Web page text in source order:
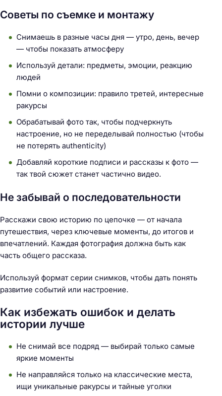
Советы по съемке и монтажу
Снимаешь в разные часы дня — утро, день, вечер
— чтобы показать атмосферу
Используй детали: предметы, эмоции, реакцию
людей
Помни о композиции: правило третей, интересные
ракурсы
Обрабатывай фото так, чтобы подчеркнуть
настроение, но не переделывай полностью (чтобы
не потерять authenticity)
Добавляй короткие подписи и рассказы к фото —
так твой сюжет станет частично видео.
Не забывай о последовательности
Расскажи свою историю по цепочке — от начала
путешествия, через ключевые моменты, до итогов и
впечатлений. Каждая фотография должна быть как
часть общего рассказа.
Используй формат серии снимков, чтобы дать понять
развитие событий или настроение.
Как избежать ошибок и делать
истории лучше
Не снимай все подряд — выбирай только самые
яркие моменты
Не направляйся только на классические места,
ищи уникальные ракурсы и тайные уголки
й
т
: